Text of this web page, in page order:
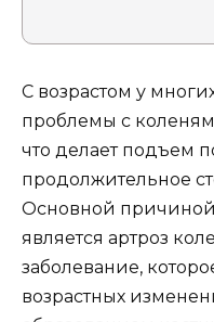
С возрастом у
проблемы с
что делает подъем
продолжительное
Основной
является артроз
заболевание,
возрастных